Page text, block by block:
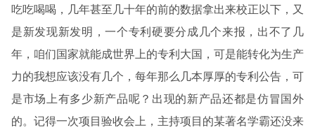
吃吃喝喝，几年甚至几十年的前的数据拿出来校正以下，又
是新发现新发明，一个专利硬要分成几个来报，出不了几
年，咱们国家就能成世界上的专利大国，可是能转化为生产
力的我想应该没有几个，每年那么几本厚厚的专利公告，可
是市场上有多少新产品呢？出现的新产品还都是仿冒国外
的。记得一次项目验收会上，主持项目的某著名学霸还没来